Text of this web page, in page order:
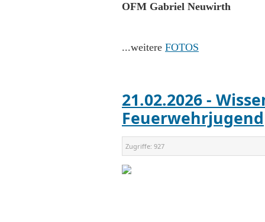
OFM Gabriel Neuwirth
...weitere FOTOS
21.02.2026 -
Feuerwehrjugend
Zugriffe: 927